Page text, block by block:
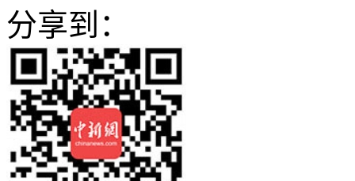
分享到：